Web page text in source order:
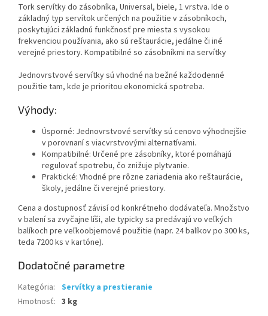
Tork servítky do zásobníka, Universal, biele, 1 vrstva. Ide o
základný typ servítok určených na použitie v zásobníkoch,
poskytujúci základnú funkčnosť pre miesta s vysokou
frekvenciou používania, ako sú reštaurácie, jedálne či iné
verejné priestory. Kompatibilné so zásobníkmi na servítky
Jednovrstvové servítky sú vhodné na bežné každodenné
použitie tam, kde je prioritou ekonomická spotreba.
Výhody:
Úsporné: Jednovrstvové servítky sú cenovo výhodnejšie
v porovnaní s viacvrstvovými alternatívami.
Kompatibilné: Určené pre zásobníky, ktoré pomáhajú
regulovať spotrebu, čo znižuje plytvanie.
Praktické: Vhodné pre rôzne zariadenia ako reštaurácie,
školy, jedálne či verejné priestory.
Cena a dostupnosť závisí od konkrétneho dodávateľa. Množstvo
v balení sa zvyčajne líši, ale typicky sa predávajú vo veľkých
balíkoch pre veľkoobjemové použitie (napr. 24 balíkov po 300 ks,
teda 7200 ks v kartóne).
Dodatočné parametre
Kategória: Servítky a prestieranie
Hmotnosť: 3 kg